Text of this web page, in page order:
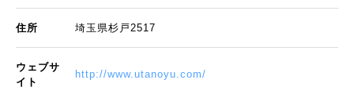
住所 埼玉県杉戸2517
ウェブサ
イト
http://www.utanoyu.com/